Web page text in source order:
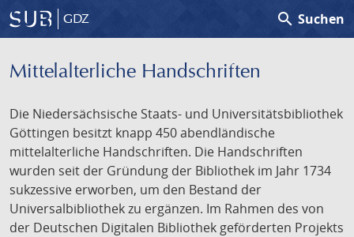
GDZ search Suchen
Mittelalterliche Handschriften
Die Niedersächsische Staats- und Universitätsbibliothek
Göttingen besitzt knapp 450 abendländische
mittelalterliche Handschriften. Die Handschriften
wurden seit der Gründung der Bibliothek im Jahr 1734
sukzessive erworben, um den Bestand der
Universalbibliothek zu ergänzen. Im Rahmen des von
der Deutschen Digitalen Bibliothek geförderten Projekts